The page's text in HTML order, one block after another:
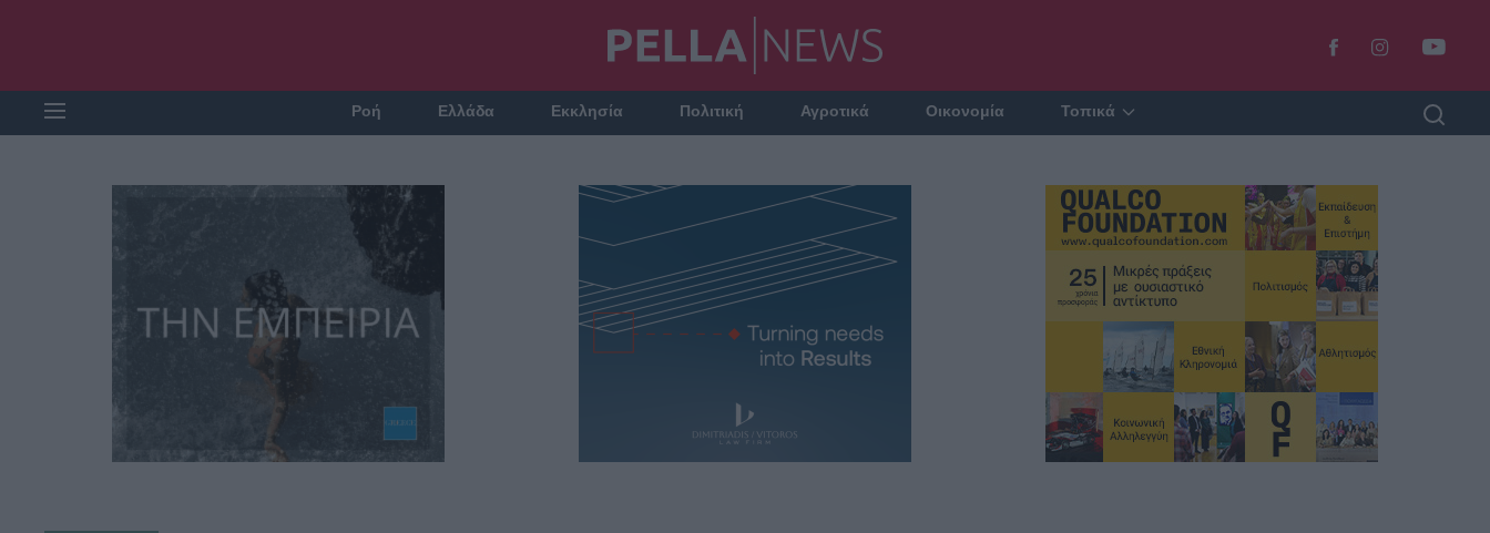
Ροή Ελλάδα Εκκλησία Πολιτική Αγροτικά Οικονομία Τοπικά